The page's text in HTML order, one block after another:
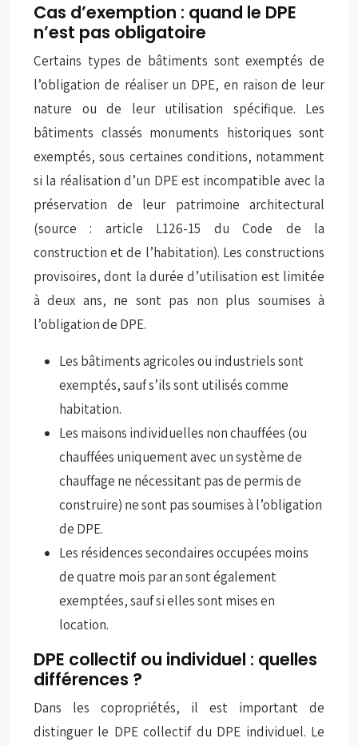
Cas d’exemption : quand le DPE
n’est pas obligatoire
Certains types de bâtiments sont exemptés de
l’obligation de réaliser un DPE, en raison de leur
nature ou de leur utilisation spécifique. Les
bâtiments classés monuments historiques sont
exemptés, sous certaines conditions, notamment
si la réalisation d’un DPE est incompatible avec la
préservation de leur patrimoine architectural
(source : article L126-15 du Code de la
construction et de l’habitation). Les constructions
provisoires, dont la durée d’utilisation est limitée
à deux ans, ne sont pas non plus soumises à
l’obligation de DPE.
Les bâtiments agricoles ou industriels sont
exemptés, sauf s’ils sont utilisés comme
habitation.
Les maisons individuelles non chauffées (ou
chauffées uniquement avec un système de
chauffage ne nécessitant pas de permis de
construire) ne sont pas soumises à l’obligation
de DPE.
Les résidences secondaires occupées moins
de quatre mois par an sont également
exemptées, sauf si elles sont mises en
location.
DPE collectif ou individuel : quelles
différences ?
Dans les copropriétés, il est important de
distinguer le DPE collectif du DPE individuel. Le